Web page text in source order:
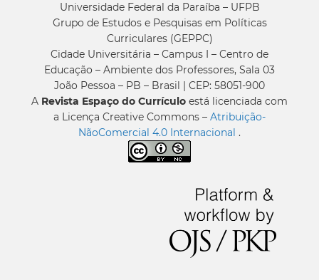
Universidade Federal da Paraíba – UFPB
Grupo de Estudos e Pesquisas em Políticas
Curriculares (GEPPC)
Cidade Universitária – Campus I – Centro de
Educação – Ambiente dos Professores, Sala 03
João Pessoa – PB – Brasil | CEP: 58051-900
A Revista Espaço do Currículo está licenciada com
a Licença Creative Commons – Atribuição-
NãoComercial 4.0 Internacional .